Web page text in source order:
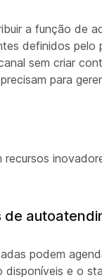
a função de
definidos
sem criar
para
de
podem
e o